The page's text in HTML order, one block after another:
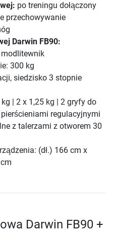
po treningu dołączony
przechowywanie
Darwin FB90:
300 kg
siedzisko 3 stopnie
| 2 x 1,25 kg | 2 gryfy do
regulacyjnymi
z talerzami z otworem 30
(dł.) 166 cm x
Darwin FB90 +